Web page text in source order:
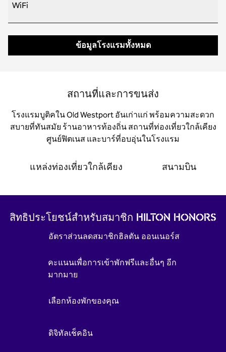
WiFi
ข้อมูลโรงแรมทั้งหมด
สถานที่และการขนส่ง
โรงแรมบูติคใน Old Westport อันเก่าแก่ พร้อมความสะดวก
สบายที่ทันสมัย ร้านอาหารท้องถิ่น สถานที่ท่องเที่ยวใกล้เคียง
ศูนย์ฟิตเนส และบาร์ที่อบอุ่นในโรงแรม
แหล่งท่องเที่ยวใกล้เคียง สนามบิน
สิทธิประโยชน์สำหรับสมาชิก HILTON HONORS
อัตราส่วนลดสมาชิกฮิลตัน ออนเนอร์ส
คะแนนเพื่อการเข้าพักฟรีและอื่นๆ อีก
มากมาย
เลือกห้องพักของคุณ
ดิจิทัลเช็คอิน